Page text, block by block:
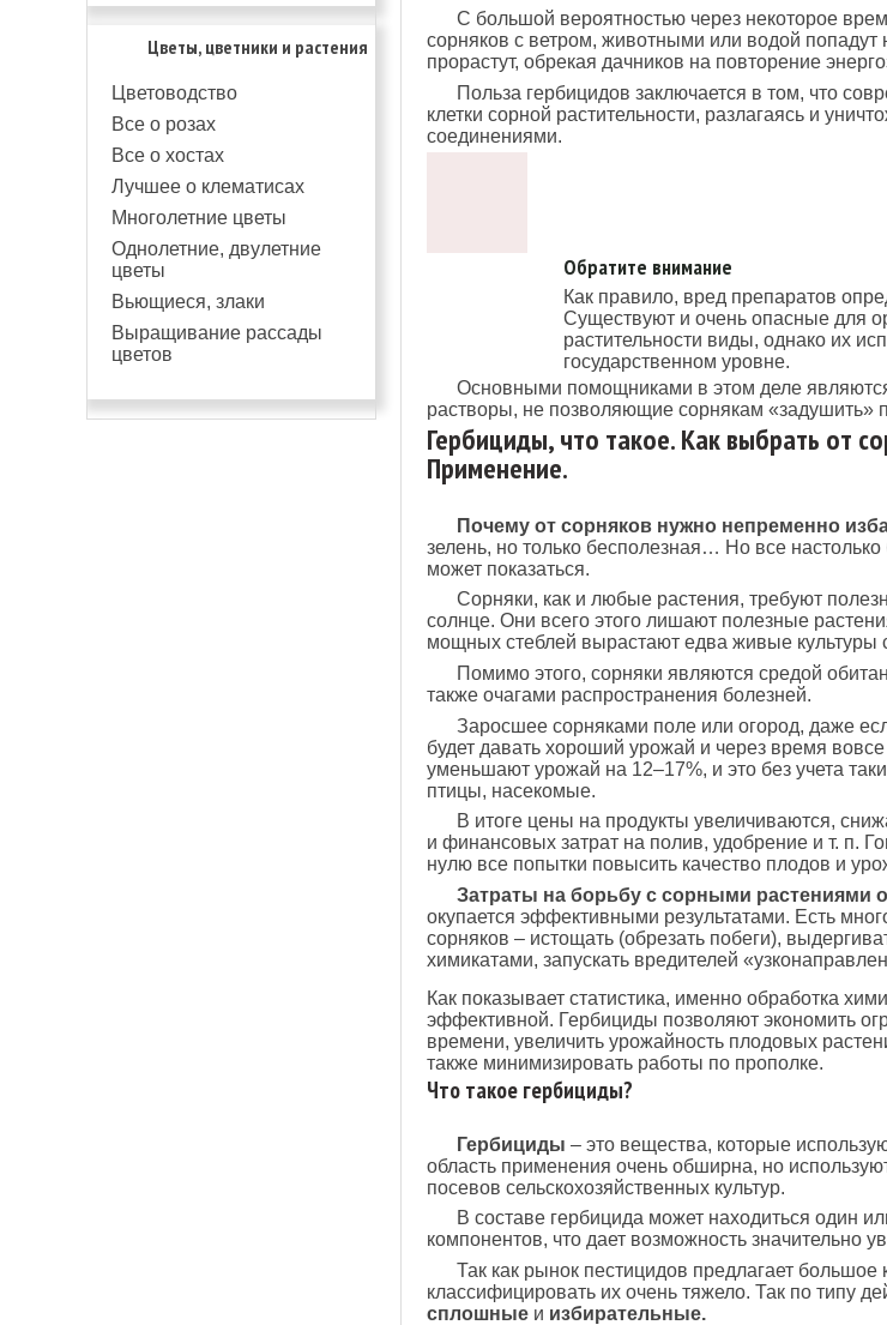
Цветы, цветники и растения
Цветоводство
Все о розах
Все о хостах
Лучшее о клематисах
Многолетние цветы
Однолетние, двулетние
цветы
Вьющиеся, злаки
Выращивание рассады
цветов
С большой вероятностью через некоторое
сорняков с ветром, животными или водой попадут
прорастут, обрекая дачников на повторение
Польза гербицидов заключается в том, что
клетки сорной растительности, разлагаясь и
соединениями.
Обратите внимание
Как правило, вред препаратов
Существуют и очень опасные для
растительности виды, однако их
государственном уровне.
Основными помощниками в этом деле
растворы, не позволяющие сорнякам «задушить»
Гербициды, что такое. Как выбрать от
Применение.
Почему от сорняков нужно непременно
зелень, но только бесполезная… Но все
может показаться.
Сорняки, как и любые растения, требуют
солнце. Они всего этого лишают полезные
мощных стеблей вырастают едва живые культуры
Помимо этого, сорняки являются средой
также очагами распространения болезней.
Заросшее сорняками поле или огород, даже
будет давать хороший урожай и через время
уменьшают урожай на 12–17%, и это без учета
птицы, насекомые.
В итоге цены на продукты увеличиваются,
и финансовых затрат на полив, удобрение и т. п.
нулю все попытки повысить качество плодов и
Затраты на борьбу с сорными растениями
окупается эффективными результатами. Есть
сорняков – истощать (обрезать побеги),
химикатами, запускать вредителей
Как показывает статистика, именно обработка
эффективной. Гербициды позволяют экономить
времени, увеличить урожайность плодовых
также минимизировать работы по прополке.
Что такое гербициды?
Гербициды – это вещества, которые
область применения очень обширна, но
посевов сельскохозяйственных культур.
В составе гербицида может находиться один
компонентов, что дает возможность значительно
Так как рынок пестицидов предлагает большое
классифицировать их очень тяжело. Так по типу
сплошныеи избирательные.